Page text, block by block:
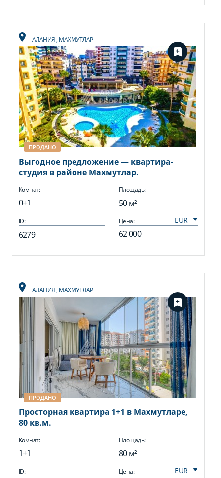
АЛАНИЯ, МАХМУТЛАР
ПРОДАНО
Выгодное предложение — квартира-
студия в районе Махмутлар.
Комнат:
0+1
Площадь:
50 м²
ID:
6279
Цена:
62 000
АЛАНИЯ, МАХМУТЛАР
ПРОДАНО
Просторная квартира 1+1 в Махмутларе,
80 кв.м.
Комнат:
1+1
Площадь:
80 м²
ID: Цена: